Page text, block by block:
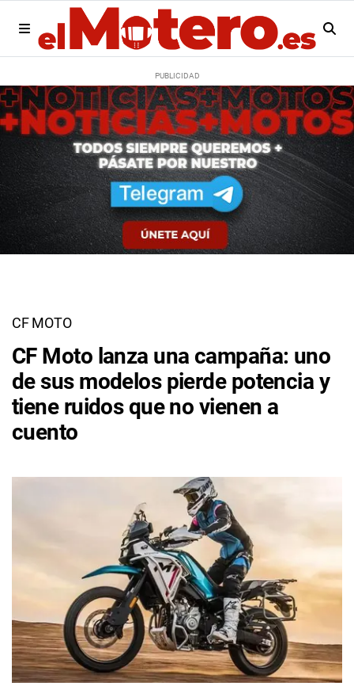
CF MOTO
CF Moto lanza una campaña: uno
de sus modelos pierde potencia y
tiene ruidos que no vienen a
cuento